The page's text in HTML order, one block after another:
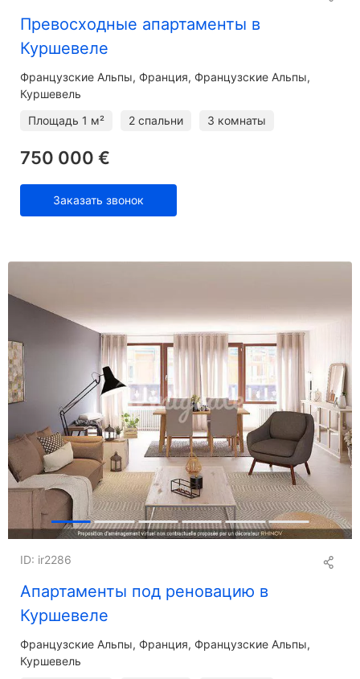
Превосходные апартаменты в
Куршевеле
Французские Альпы Франция, Французские Альпы,
Куршевель
Площадь 1 м² 2 спальни 3 комнаты
750 000 €
Заказать звонок
Апартаменты под реновацию в
Куршевеле
ID: ir2286
Французские Альпы Франция, Французские Альпы,
Куршевель